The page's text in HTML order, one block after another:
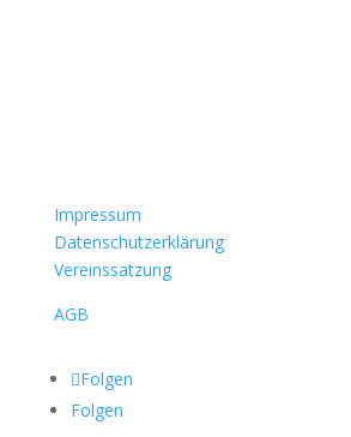
Impressum
Datenschutzerklärung
Vereinssatzung
AGB
Folgen
Folgen